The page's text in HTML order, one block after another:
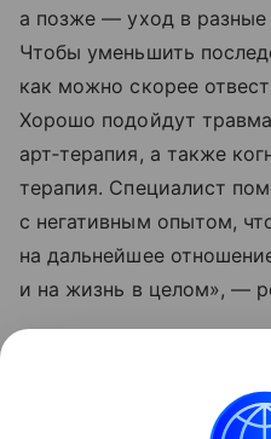
а позже — уход в
Чтобы уменьшить
как можно скорее
Хорошо подойдут
арт‑терапия, а также
терапия. Специалист
с негативным опытом,
на дальнейшее
и на жизнь в целом», —
родителей. Она призвала
в случившемся,